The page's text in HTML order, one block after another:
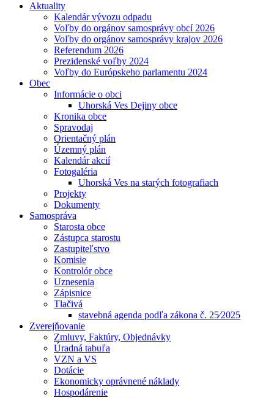
Aktuality
Kalendár vývozu odpadu
Voľby do orgánov samosprávy obcí 2026
Voľby do orgánov samosprávy krajov 2026
Referendum 2026
Prezidenské voľby 2024
Voľby do Európskeho parlamentu 2024
Obec
Informácie o obci
Uhorská Ves Dejiny obce
Kronika obce
Spravodaj
Orientačný plán
Územný plán
Kalendár akcií
Fotogaléria
Uhorská Ves na starých fotografiach
Projekty
Dokumenty
Samospráva
Starosta obce
Zástupca starostu
Zastupiteľstvo
Komisie
Kontrolór obce
Uznesenia
Zápisnice
Tlačivá
stavebná agenda podľa zákona č. 25⁄2025
Zverejňovanie
Zmluvy, Faktúry, Objednávky
Úradná tabuľa
VZN a VS
Dotácie
Ekonomicky oprávnené náklady
Hospodárenie